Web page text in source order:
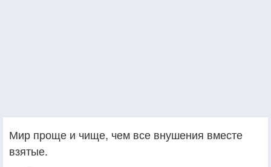
Мир проще и чище, чем все внушения вместе
взятые.